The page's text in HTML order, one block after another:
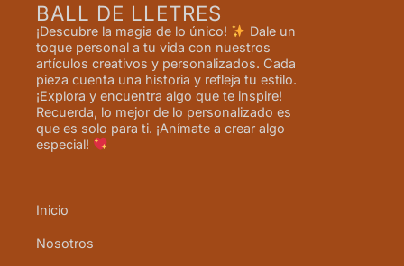
BALL DE LLETRES
¡Descubre la magia de lo único!
Dale un
toque personal a tu vida con nuestros
artículos creativos y personalizados. Cada
pieza cuenta una historia y refleja tu estilo.
¡Explora y encuentra algo que te inspire!
Recuerda, lo mejor de lo personalizado es
que es solo para ti. ¡Anímate a crear algo
especial!
Inicio
Nosotros